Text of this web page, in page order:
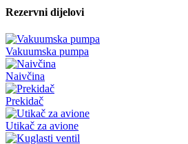
Rezervni dijelovi
Vakuumska pumpa
Naivčina
Prekidač
Utikač za avione